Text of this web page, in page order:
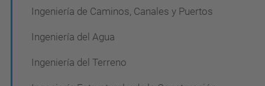
Ingeniería de Caminos, Canales y Puertos
Ingeniería del Agua
Ingeniería del Terreno